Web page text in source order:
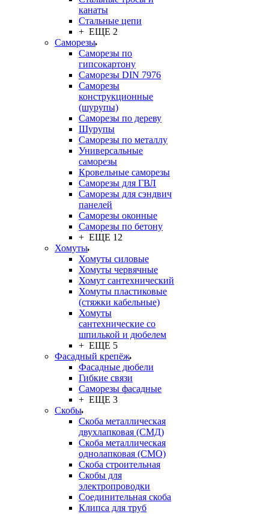
канаты
Стальные цепи
+ ЕЩЕ 2
Саморезы
Саморезы по
гипсокартону
Саморезы DIN 7976
Саморезы
конструкционные
(шурупы)
Саморезы по дереву
Шурупы
Саморезы по металлу
Универсальные
саморезы
Кровельные саморезы
Саморезы для ГВЛ
Саморезы для сэндвич
панелей
Саморезы оконные
Саморезы по бетону
+ ЕЩЕ 12
Хомуты
Хомуты силовые
Хомуты червячные
Хомут сантехнический
Хомуты пластиковые
(стяжки кабельные)
Хомуты
сантехнические со
шпилькой и дюбелем
+ ЕЩЕ 5
Фасадный крепёж
Фасадные дюбели
Гибкие связи
Саморезы фасадные
+ ЕЩЕ 3
Скобы
Скоба металлическая
двухлапковая (СМД)
Скоба металлическая
однолапковая (СМО)
Скоба строительная
Скобы для
электропроводки
Соединительная скоба
Клипса для труб